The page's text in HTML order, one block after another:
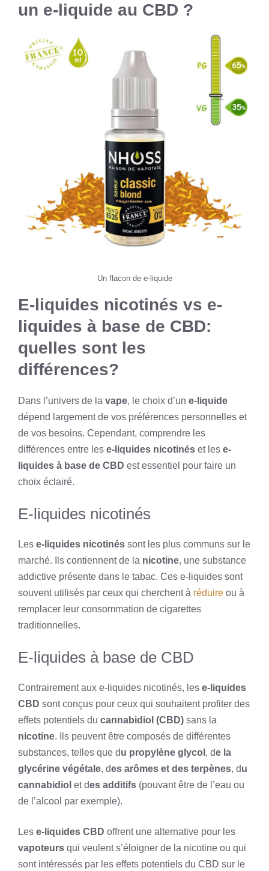
un e-liquide au CBD ?
Un flacon de e-liquide
E-liquides nicotinés vs e-
liquides à base de CBD:
quelles sont les
différences?
Dans l’univers de la vape, le choix d’un e-liquide
dépend largement de vos préférences personnelles et
de vos besoins. Cependant, comprendre les
différences entre les e-liquides nicotinés et les e-
liquides à base de CBD est essentiel pour faire un
choix éclairé.
E-liquides nicotinés
Les e-liquides nicotinés sont les plus communs sur le
marché. Ils contiennent de la nicotine, une substance
addictive présente dans le tabac. Ces e-liquides sont
souvent utilisés par ceux qui cherchent à réduire ou à
remplacer leur consommation de cigarettes
traditionnelles.
E-liquides à base de CBD
Contrairement aux e-liquides nicotinés, les e-liquides
CBD sont conçus pour ceux qui souhaitent profiter des
effets potentiels du cannabidiol (CBD) sans la
nicotine. Ils peuvent être composés de différentes
substances, telles que du propylène glycol , de la
glycérine végétale, des arômes et des terpènes, du
cannabidiol et des additifs (pouvant être de l’eau ou
de l’alcool par exemple).
Les e-liquides CBD offrent une alternative pour les
vapoteurs qui veulent s’éloigner de la nicotine ou qui
sont intéressés par les effets potentiels du CBD sur le